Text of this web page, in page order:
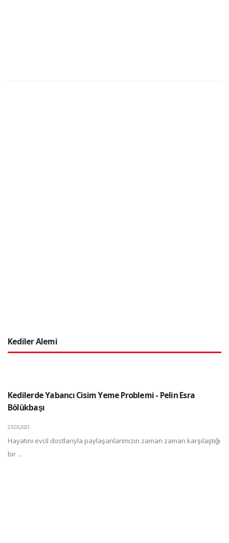
Kediler Alemi
Kedilerde Yabancı Cisim Yeme Problemi - Pelin Esra
Bölükbaşı
23.03.2021
Hayatını evcil dostlarıyla paylaşanlarımızın zaman zaman karşılaştığı
bir ...